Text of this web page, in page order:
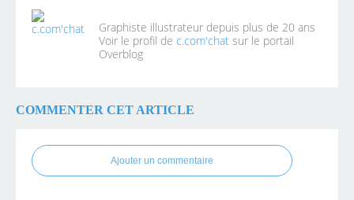
Graphiste illustrateur depuis plus de 20 ans
Voir le profil de c.com'chat sur le portail
Overblog
COMMENTER CET ARTICLE
Ajouter un commentaire